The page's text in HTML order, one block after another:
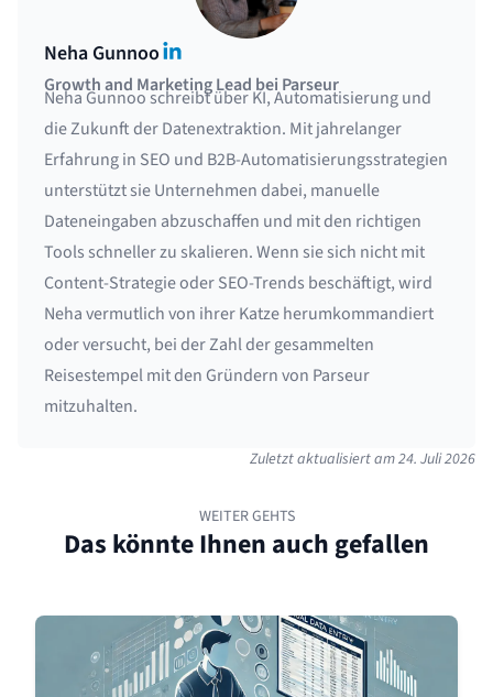
Neha GunnooLinkedIn
Growth and Marketing Lead bei Parseur
Neha Gunnoo schreibt über KI, Automatisierung und
die Zukunft der Datenextraktion. Mit jahrelanger
Erfahrung in SEO und B2B-Automatisierungsstrategien
unterstützt sie Unternehmen dabei, manuelle
Dateneingaben abzuschaffen und mit den richtigen
Tools schneller zu skalieren. Wenn sie sich nicht mit
Content-Strategie oder SEO-Trends beschäftigt, wird
Neha vermutlich von ihrer Katze herumkommandiert
oder versucht, bei der Zahl der gesammelten
Reisestempel mit den Gründern von Parseur
mitzuhalten.
Zuletzt aktualisiert am24. Juli 2026
WEITER GEHTS
Das könnte Ihnen auch gefallen